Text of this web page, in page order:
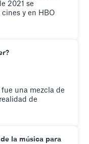
2021 se
y en HBO
una mezcla de
de
la música para